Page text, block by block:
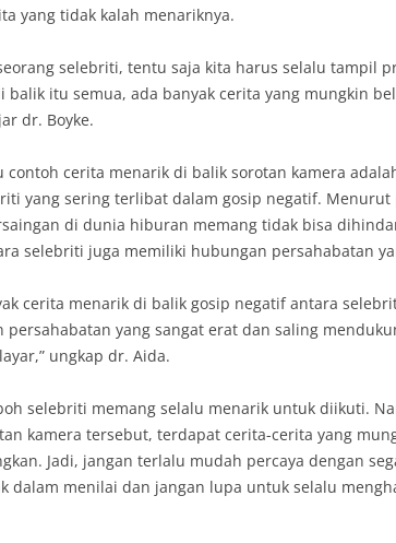
yang tidak kalah menariknya.
selebriti, tentu saja kita harus selalu tampil
balik itu semua, ada banyak cerita yang mungkin
dr. Boyke.
contoh cerita menarik di balik sorotan kamera
yang sering terlibat dalam gosip negatif. Menurut
di dunia hiburan memang tidak bisa
selebriti juga memiliki hubungan persahabatan
cerita menarik di balik gosip negatif antara
persahabatan yang sangat erat dan saling
ungkap dr. Aida.
selebriti memang selalu menarik untuk diikuti.
kamera tersebut, terdapat cerita-cerita yang
Jadi, jangan terlalu mudah percaya dengan
dalam menilai dan jangan lupa untuk selalu